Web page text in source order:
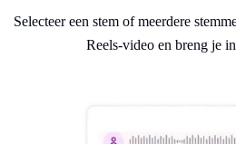
Selecteer een stem of meerdere
Reels-video en breng je